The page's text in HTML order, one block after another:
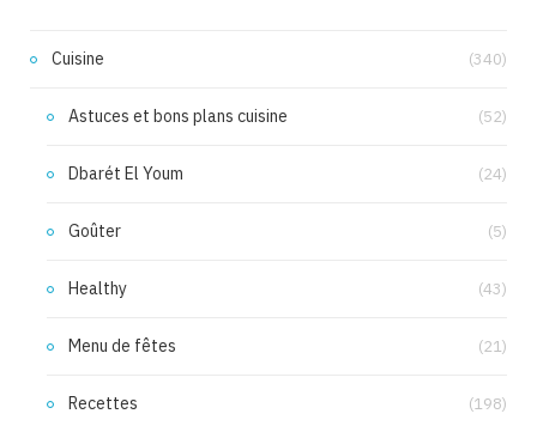
Cuisine (340)
Astuces et bons plans cuisine (52)
Dbarét El Youm (24)
Goûter (5)
Healthy (43)
Menu de fêtes (21)
Recettes (198)